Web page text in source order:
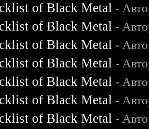
of Black Metal -
of Black Metal -
of Black Metal -
of Black Metal -
of Black Metal -
of Black Metal -
of Black Metal -